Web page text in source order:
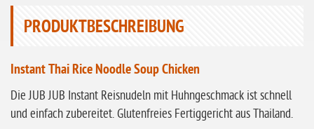
glutenfrei
ohne
ohne Palmöl
PRODUKTBESCHREIBUNG
Instant Thai Rice Noodle Soup Chicken
Die JUB JUB Instant Reisnudeln mit Huhngeschmack ist schnell
und einfach zubereitet. Glutenfreies Fertiggericht aus Thailand.